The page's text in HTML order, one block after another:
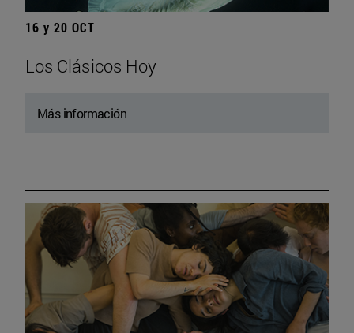
16 y 20 OCT
Los Clásicos Hoy
Más información